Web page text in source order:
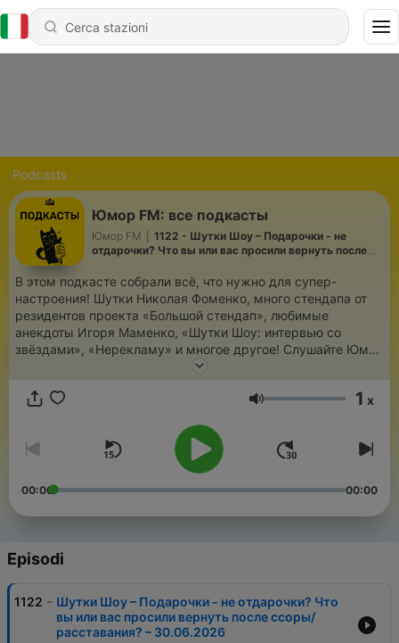
Podcasts
Юмор FM: все подкасты
Юмор FM
1122 - Шутки Шоу – Подарочки - не
отдарочки? Что вы или вас просили вернуть после
В этом подкасте собрали всё, что нужно для супер-
настроения! Шутки Николая Фоменко, много стендапа от
резидентов проекта «Большой стендап», любимые
анекдоты Игоря Маменко, «Шутки Шоу: интервью со
звёздами», «Нерекламу» и многое другое! Слушайте Юмор
FM, переслушивайте в подкастах и подписывайтесь на нас!
Volume 1 x
00:00 00:00
Episodi
1122 - Шутки Шоу – Подарочки - не отдарочки? Что
вы или вас просили вернуть после ссоры/
расставания? – 30.06.2026